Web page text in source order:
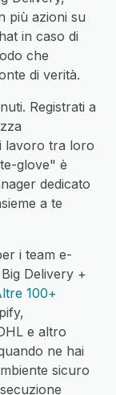
più azioni su
in caso di
che
di verità.
Registrati a
lavoro tra loro
glove" è
dedicato
a te
i team e-
Delivery +
100+
e altro
ne hai
sicuro